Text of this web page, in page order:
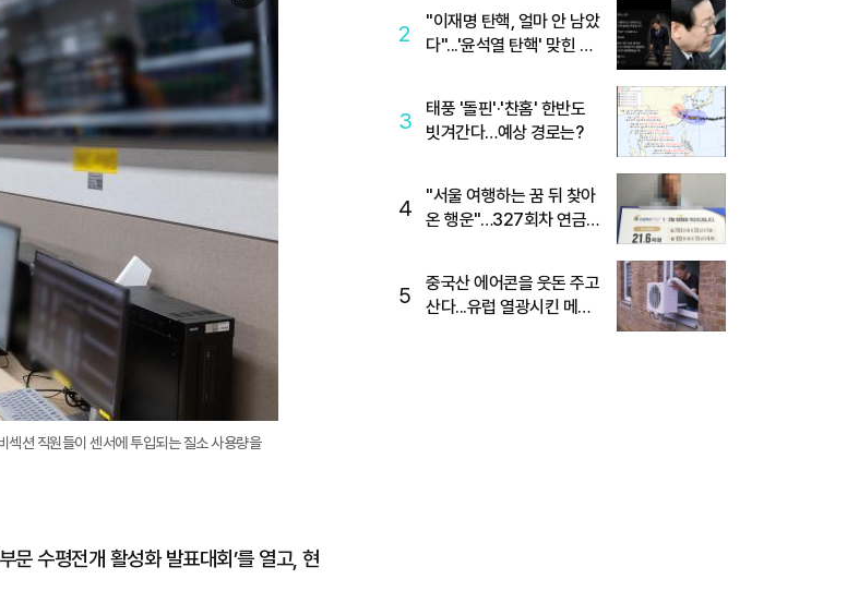
미
지
대
섹션 직원들이 센서에 투입되는 질소 사용량을
문 수평전개 활성화 발표대회’를 열고, 현
2
"이재명 탄핵, 얼마 안 남았
다"...'윤석열 탄핵' 맞힌 무
3
태풍 '돌핀'·'찬홈' 한반도
빗겨간다…예상 경로는?
4
"서울 여행하는 꿈 뒤 찾아
온 행운"…327회차 연금
5
중국산 에어콘을 웃돈 주고
산다...유럽 열광시킨 메이